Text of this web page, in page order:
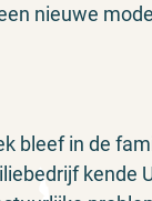
nieuwe
bleef in de
kende